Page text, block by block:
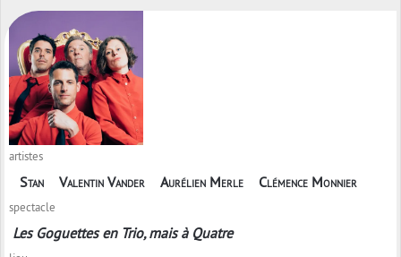
artistes
Stan Valentin Vander Aurélien Merle Clémence Monnier
spectacle
Les Goguettes en Trio, mais à Quatre